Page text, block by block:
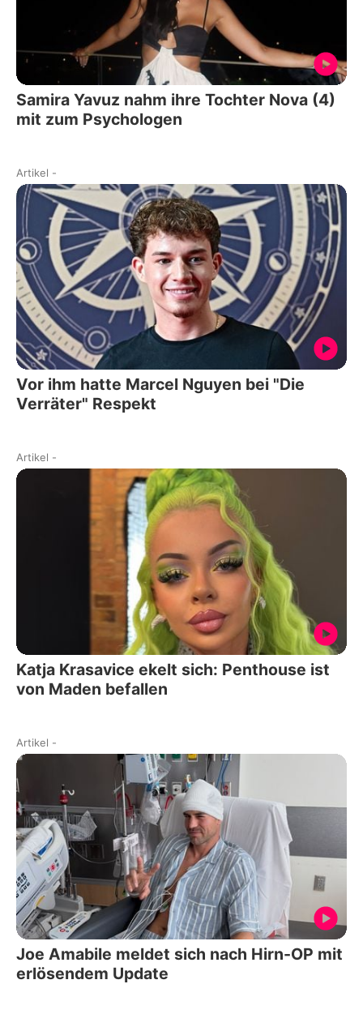
Samira Yavuz nahm ihre Tochter Nova (4)
mit zum Psychologen
Artikel -
Vor ihm hatte Marcel Nguyen bei "Die
Verräter" Respekt
Artikel -
Katja Krasavice ekelt sich: Penthouse ist
von Maden befallen
Artikel -
Joe Amabile meldet sich nach Hirn-OP mit
erlösendem Update